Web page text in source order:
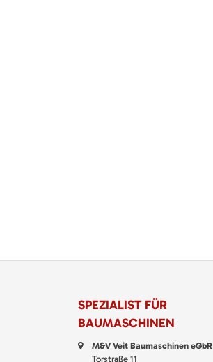
SPEZIALIST FÜR
BAUMASCHINEN
M&V Veit Baumaschinen eGbR
Torstraße 11